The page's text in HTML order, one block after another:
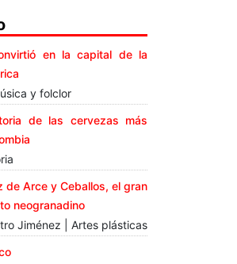
en la capital de la
y folclor
de las cervezas más
de Arce y Ceballos, el gran
neogranadino
Jiménez | Artes plásticas